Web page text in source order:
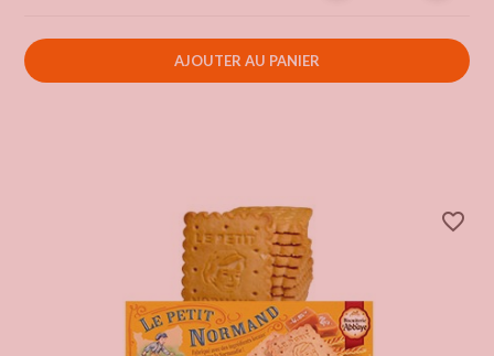
AJOUTER AU PANIER
favorite_border